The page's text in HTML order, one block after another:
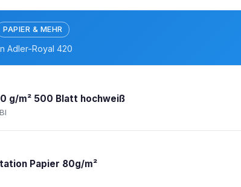
PAPIER & MEHR
Adler-Royal 420
g/m² 500 Blatt hochweiß
Papier 80g/m²